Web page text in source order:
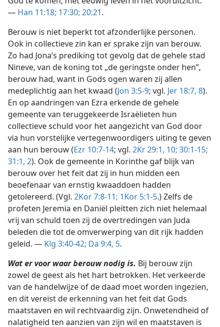
— Han 11:18; 17:30; 20:21.
Berouw is niet beperkt tot afzonderlijke personen.
Ook in collectieve zin kan er sprake zijn van berouw.
Zo had Jona’s prediking tot gevolg dat de gehele stad
Nineve, van de koning tot „de geringste onder hen”,
berouw had, want in Gods ogen waren zij allen
medeplichtig aan het kwaad (Jon 3:5-9; vgl. Jer 18:7, 8).
En op aandringen van Ezra erkende de gehele
gemeente van teruggekeerde Israëlieten hun
collectieve schuld voor het aangezicht van God door
via hun vorstelijke vertegenwoordigers uiting te geven
aan hun berouw (Ezr 10:7-14; vgl. 2Kr 29:1, 10; 30:1-15;
31:1, 2). Ook de gemeente in Korinthe gaf blijk van
berouw over het feit dat zij in hun midden een
beoefenaar van ernstig kwaaddoen hadden
getolereerd. (Vgl. 2Kor 7:8-11; 1Kor 5:1-5.) Zelfs de
profeten Jeremia en Daniël pleitten zich niet helemaal
vrij van schuld toen zij de overtredingen van Juda
beleden die tot de omverwerping van dit rijk hadden
geleid. — Klg 3:40-42; Da 9:4, 5.
Wat er voor waar berouw nodig is. Bij berouw zijn
zowel de geest als het hart betrokken. Het verkeerde
van de handelwijze of de daad moet worden ingezien,
en dit vereist de erkenning van het feit dat Gods
maatstaven en wil rechtvaardig zijn. Onwetendheid of
nalatigheid ten aanzien van zijn wil en maatstaven is